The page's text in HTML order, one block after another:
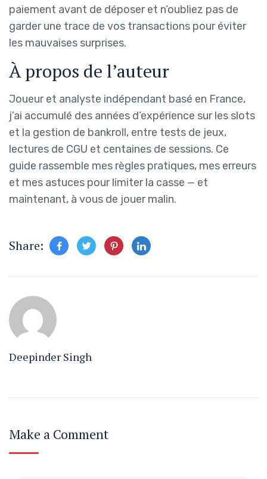
paiement avant de déposer et n’oubliez pas de
garder une trace de vos transactions pour éviter
les mauvaises surprises.
À propos de l’auteur
Joueur et analyste indépendant basé en France,
j’ai accumulé des années d’expérience sur les slots
et la gestion de bankroll, entre tests de jeux,
lectures de CGU et centaines de sessions. Ce
guide rassemble mes règles pratiques, mes erreurs
et mes astuces pour limiter la casse — et
maintenant, à vous de jouer malin.
Share:
Deepinder Singh
Make a Comment